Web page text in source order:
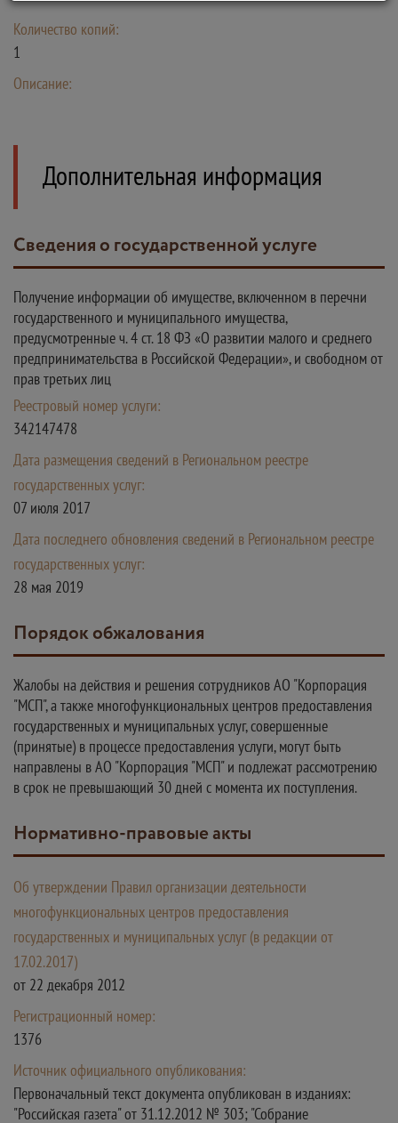
Количество копий:
1
Описание:
Дополнительная информация
Сведения о государственной услуге
Получение информации об имуществе, включенном в перечни
государственного и муниципального имущества,
предусмотренные ч. 4 ст. 18 ФЗ «О развитии малого и среднего
предпринимательства в Российской Федерации», и свободном от
прав третьих лиц
Реестровый номер услуги:
342147478
Дата размещения сведений в Региональном реестре
государственных услуг:
07 июля 2017
Дата последнего обновления сведений в Региональном реестре
государственных услуг:
28 мая 2019
Порядок обжалования
Жалобы на действия и решения сотрудников АО "Корпорация
"МСП", а также многофункциональных центров предоставления
государственных и муниципальных услуг, совершенные
(принятые) в процессе предоставления услуги, могут быть
направлены в АО "Корпорация "МСП" и подлежат рассмотрению
в срок не превышающий 30 дней с момента их поступления.
Нормативно-правовые акты
Об утверждении Правил организации деятельности
многофункциональных центров предоставления
государственных и муниципальных услуг (в редакции от
17.02.2017)
от 22 декабря 2012
Регистрационный номер:
1376
Источник официального опубликования:
Первоначальный текст документа опубликован в изданиях:
"Российская газета" от 31.12.2012 № 303; "Собрание